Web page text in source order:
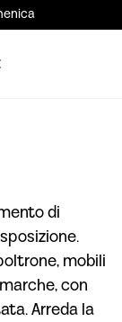
di
mobili
con
Arreda la